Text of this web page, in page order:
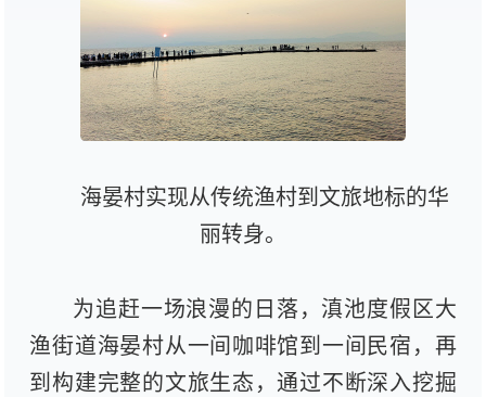
海晏村实现从传统渔村到文旅地标的华
丽转身。
为追赶一场浪漫的日落，滇池度假区大
渔街道海晏村从一间咖啡馆到一间民宿，再
到构建完整的文旅生态，通过不断深入挖掘